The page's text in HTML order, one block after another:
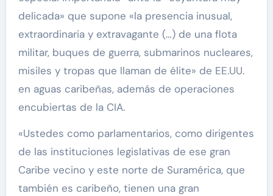
delicada» que supone «la presencia inusual,
extraordinaria y extravagante (…) de una flota
militar, buques de guerra, submarinos nucleares,
misiles y tropas que llaman de élite» de EE.UU.
en aguas caribeñas, además de operaciones
encubiertas de la CIA.
«Ustedes como parlamentarios, como dirigentes
de las instituciones legislativas de ese gran
Caribe vecino y este norte de Suramérica, que
también es caribeño, tienen una gran